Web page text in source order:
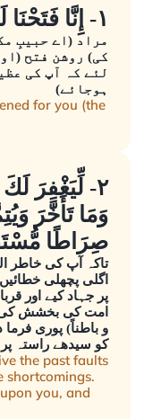
١- إِنَّا فَتَحْنَا لَكَ فَتْحًا مُّبِينًا
مراد (اے حبیبِ
کی) روشن فتح
لئے کہ آپ کی
ہوجائے)
for you (the
٢- لِّيَغْفِرَ
وَمَا تَأَخَّرَ
صِرَاطًا
تاکہ آپ کی خاطر
اگلی پچھلی
پر جہاد کیے اور
امت کی بخشش کی
و باطناً) پوری
کو سیدھے راستہ
the past faults
shortcomings.
you, and